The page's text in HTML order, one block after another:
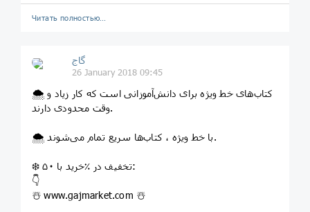
Читать полностью…
گاج
26 January 2018 09:45
🌨 کتاب‌های خط ویژه برای دانش‌آموزانی است که کار زیاد و
وقت محدودی دارند.
🌨 با خط ویژه ، کتاب‌ها سریع تمام می‌شوند.
❄️ خرید با ۵۰‎٪ تخفیف در:
👇
☃️ www.gajmarket.com ☃️